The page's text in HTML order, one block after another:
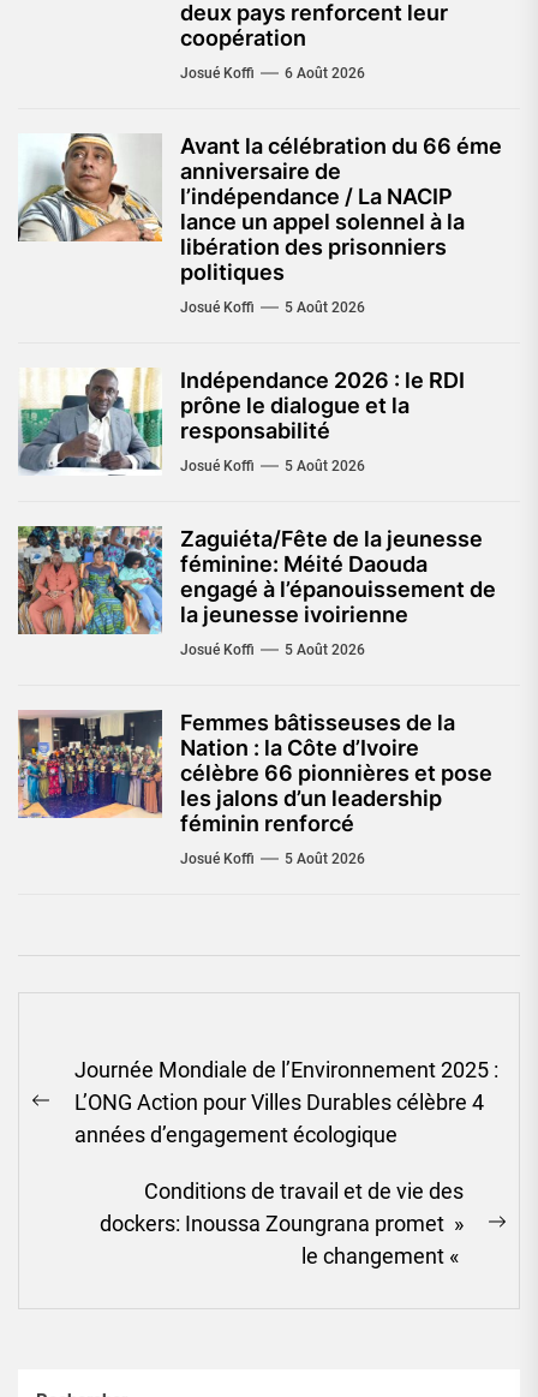
deux pays renforcent leur
coopération
Josué Koffi 6 Août 2026
Avant la célébration du 66 éme
anniversaire de
l’indépendance / La NACIP
lance un appel solennel à la
libération des prisonniers
politiques
Josué Koffi 5 Août 2026
Indépendance 2026 : le RDI
prône le dialogue et la
responsabilité
Josué Koffi 5 Août 2026
Zaguiéta/Fête de la jeunesse
féminine: Méité Daouda
engagé à l’épanouissement de
la jeunesse ivoirienne
Josué Koffi 5 Août 2026
Femmes bâtisseuses de la
Nation : la Côte d’Ivoire
célèbre 66 pionnières et pose
les jalons d’un leadership
féminin renforcé
Josué Koffi 5 Août 2026
de
l’article
Previous
post:
Journée Mondiale de l’Environnement 2025 :
L’ONG Action pour Villes Durables célèbre 4
années d’engagement écologique
Conditions de travail et de vie des
dockers: Inoussa Zoungrana promet »
le changement «